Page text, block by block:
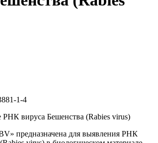
1-4
вируса Бешенства (Rabies virus)
предназначена для выявления РНК